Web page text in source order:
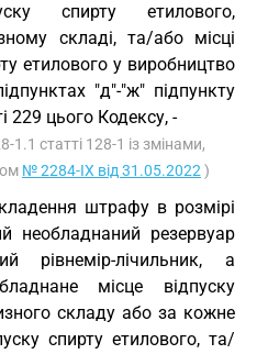
спирту етилового,
складі, та/або місці
етилового у виробництво
"д"-"ж" підпункту
229 цього Кодексу, -
статті 128-1 із змінами,
№ 2284-IX від 31.05.2022 )
штрафу в розмірі
необладнаний резервуар
рівнемір-лічильник, а
місце відпуску
складу або за кожне
спирту етилового, та/